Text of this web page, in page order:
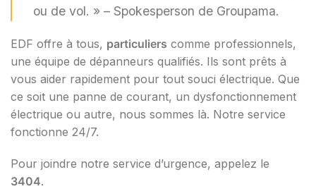
ou de vol. » – Spokesperson de Groupama.
EDF offre à tous, particuliers comme professionnels,
une équipe de dépanneurs qualifiés. Ils sont prêts à
vous aider rapidement pour tout souci électrique. Que
ce soit une panne de courant, un dysfonctionnement
électrique ou autre, nous sommes là. Notre service
fonctionne 24/7.
Pour joindre notre service d’urgence, appelez le
3404.